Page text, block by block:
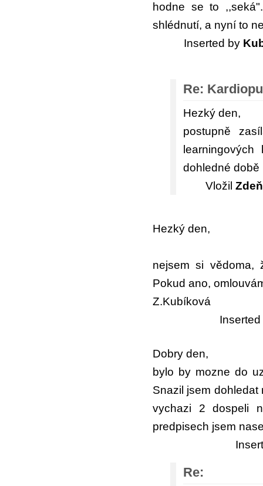
hodne se to
shlédnutí, a nyní to
Inserted by
Re:
Hezký den,
postupně
dohledné době
Vložil
Hezký den,
nejsem si vědoma,
Pokud ano,
Z.Kubíková
Dobry den,
bylo by mozne do
Snazil jsem dohledat
vychazi 2 dospeli
predpisech jsem
Re: